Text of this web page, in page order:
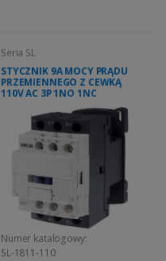
Seria SL
STYCZNIK 9A MOCY PRĄDU
PRZEMIENNEGO Z CEWKĄ
110V AC 3P 1NO 1NC
Numer katalogowy:
SL-1811-110